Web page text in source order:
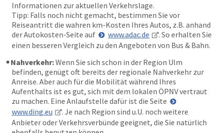
Informationen zur aktuellen Verkehrslage.
Tipp: Falls noch nicht gemacht, bestimmen Sie vor
Reiseantritt die wahren km-Kosten Ihres Autos, z.B. anhand
der Autokosten-Seite auf
www.adac.de
. So erhalten Sie
einen besseren Vergleich zu den Angeboten von Bus & Bahn.
Nahverkehr:Wenn Sie sich schon in der Region Ulm
befinden, genügt oft bereits der regionale Nahverkehr zur
Anreise. Aber auch für die Mobilität während Ihres
Aufenthalts ist es gut, sich mit dem lokalen ÖPNV vertraut
zu machen. Eine Anlaufstelle dafür ist die Seite
www.ding.eu
. Je nach Region sind u.U. noch weitere
Anbieter oder Verkehrsverbünde geeignet, die Sie natürlich